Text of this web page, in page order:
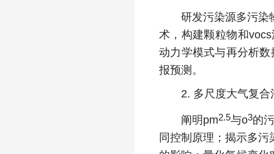
研发污染源多污染物
术，构建颗粒物和
动力学模式与再分析
报预测。
2. 多尺度大气复合
阐明pm2.5与o3的
同控制原理；揭示多